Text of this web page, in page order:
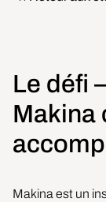
Le défi
Makina
Makina est un